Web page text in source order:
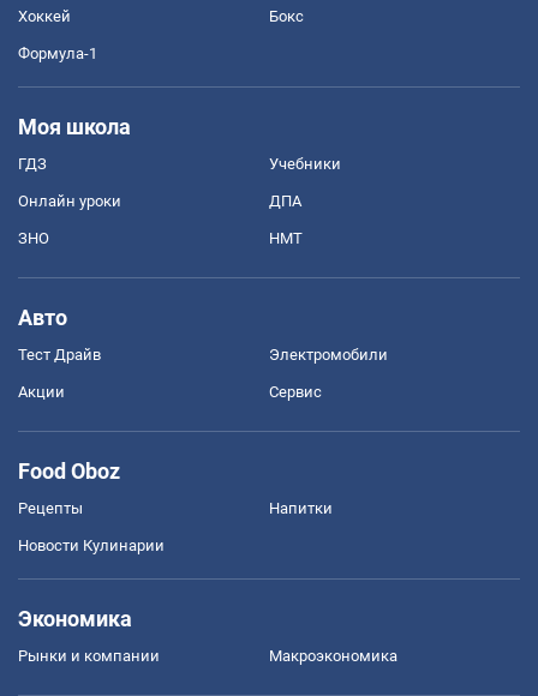
Хоккей Бокс
Формула-1
Моя школа
ГДЗ Учебники
Онлайн уроки ДПА
ЗНО НМТ
Авто
Тест Драйв Электромобили
Акции Сервис
Food Oboz
Рецепты Напитки
Новости Кулинарии
Экономика
Рынки и компании Mакроэкономика